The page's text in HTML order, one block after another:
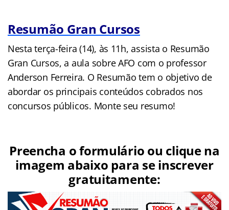
Resumão Gran Cursos
Nesta terça-feira (14), às 11h, assista o Resumão
Gran Cursos, a aula sobre AFO com o professor
Anderson Ferreira. O Resumão tem o objetivo de
abordar os principais conteúdos cobrados nos
concursos públicos. Monte seu resumo!
Preencha o formulário ou clique na
imagem abaixo para se inscrever
gratuitamente: